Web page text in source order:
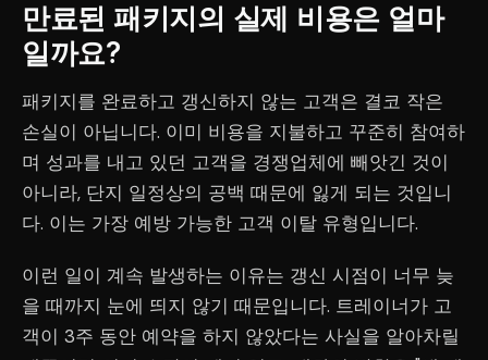
만료된 패키지의 실제 비용은 얼마
일까요?
패키지를 완료하고 갱신하지 않는 고객은 결코 작은
손실이 아닙니다. 이미 비용을 지불하고 꾸준히 참여하
며 성과를 내고 있던 고객을 경쟁업체에 빼앗긴 것이
아니라, 단지 일정상의 공백 때문에 잃게 되는 것입니
다. 이는 가장 예방 가능한 고객 이탈 유형입니다.
이런 일이 계속 발생하는 이유는 갱신 시점이 너무 늦
을 때까지 눈에 띄지 않기 때문입니다. 트레이너가 고
객이 3주 동안 예약을 하지 않았다는 사실을 알아차릴